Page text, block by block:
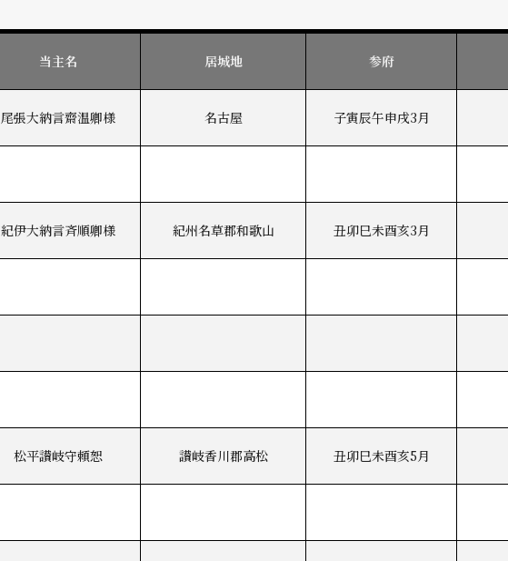
当主名 居城地 参府
尾張大納言齋温卿様 名古屋 子寅辰午申戌3月
紀伊大納言斉順卿様 紀州名草郡和歌山 丑卯巳未酉亥3月
松平讃岐守頼恕 讃岐香川郡高松 丑卯巳未酉亥5月